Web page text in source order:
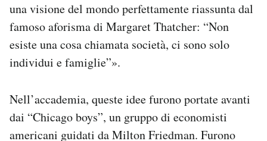
una visione del mondo perfettamente riassunta dal
famoso aforisma di Margaret Thatcher: “Non
esiste una cosa chiamata società, ci sono solo
individui e famiglie”».
Nell’accademia, queste idee furono portate avanti
dai “Chicago boys”, un gruppo di economisti
americani guidati da Milton Friedman. Furono